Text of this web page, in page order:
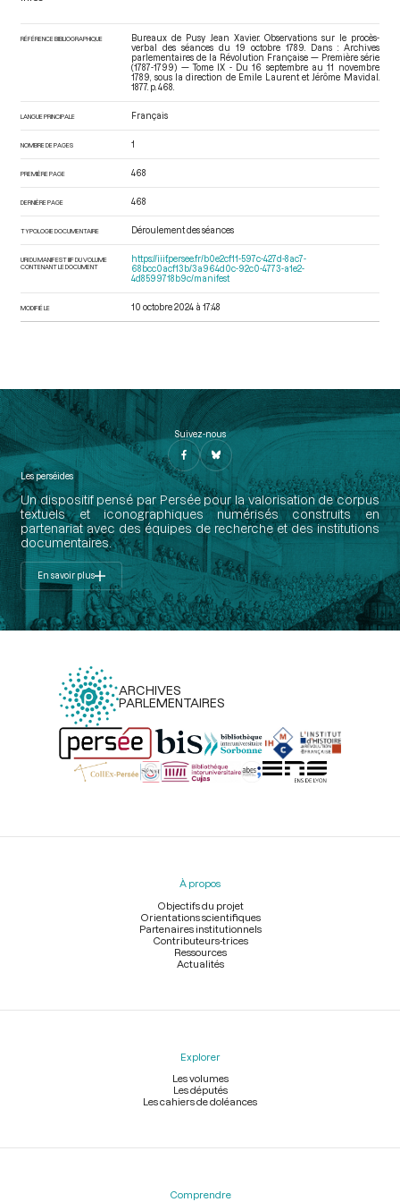
RÉFÉRENCE BIBLIOGRAPHIQUE
Bureaux de Pusy Jean Xavier. Observations sur le procès-
verbal des séances du 19 octobre 1789. Dans : Archives
parlementaires de la Révolution Française — Première série
(1787-1799) — Tome IX - Du 16 septembre au 11 novembre
1789 , sous la direction de Emile Laurent et Jérôme Mavidal.
1877. p. 468.
LANGUE PRINCIPALE Français
NOMBRE DE PAGES 1
PREMIÈRE PAGE 468
DERNIÈRE PAGE 468
TYPOLOGIE DOCUMENTAIRE Déroulement des séances
URI DU MANIFEST IIIF DU VOLUME
CONTENANT LE DOCUMENT
https://iiif.persee.fr/b0e2cf11-597c-427d-8ac7-
68bcc0acf13b/3a964d0c-92c0-4773-a1e2-
4d8599718b9c/manifest
MODIFIÉ LE 10 octobre 2024 à 17:48
Suivez-nous
Les perséides
Un dispositif pensé par Persée pour la valorisation de corpus
textuels et iconographiques numérisés construits en
partenariat avec des équipes de recherche et des institutions
documentaires.
En savoir plus
ARCHIVES
PARLEMENTAIRES
Menu
À propos
Objectifs du projet
Orientations scientifiques
Partenaires institutionnels
Contributeurs-trices
Ressources
Actualités
Explorer
Les volumes
Les députés
Les cahiers de doléances
Comprendre